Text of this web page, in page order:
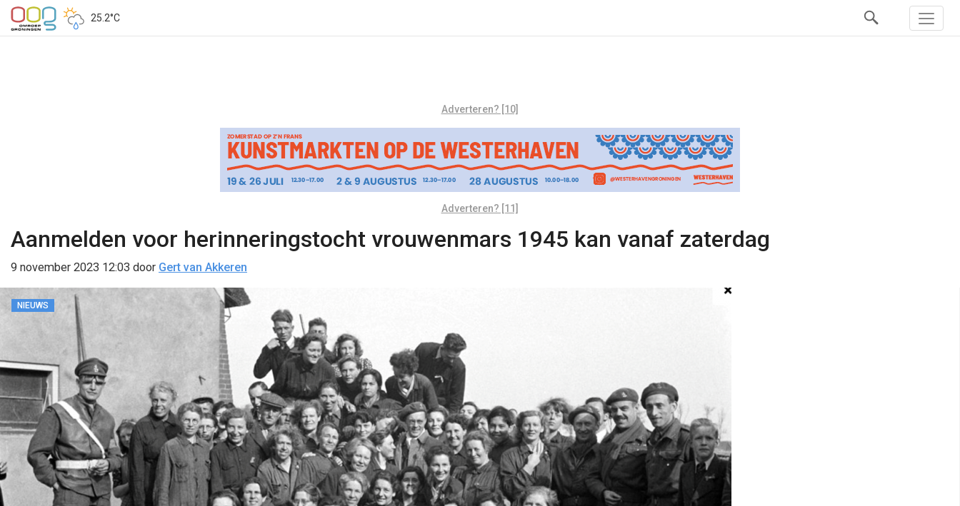
25.2°C
Adverteren? [10]
Adverteren? [11]
Aanmelden voor herinneringstocht vrouwenmars 1945 kan vanaf zaterdag
9 november 2023 12:03 door Gert van Akkeren
NIEUWS